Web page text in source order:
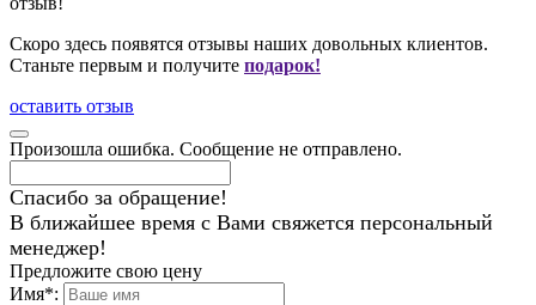
Скоро здесь появятся отзывы наших довольных клиентов.
Станьте первым и получите подарок!
оставить отзыв
Произошла ошибка. Сообщение не отправлено.
Спасибо за обращение!
В ближайшее время с Вами свяжется персональный
менеджер!
Предложите свою цену
Имя*: